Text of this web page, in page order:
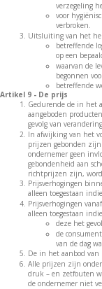
verzegeling
voor
verbroken.
Uitsluiting van het
betreffende
op een
waarvan de
begonnen
betreffende
Artikel 9 - De prijs
Gedurende de in het
aangeboden
gevolg van
In afwijking van het
prijzen gebonden zijn
ondernemer geen
gebondenheid aan
richtprijzen zijn,
Prijsverhogingen
alleen toegestaan
Prijsverhogingen
alleen toegestaan
deze het
de
van de dag
De in het aanbod
Alle prijzen zijn onder
druk – en zetfouten
de ondernemer niet